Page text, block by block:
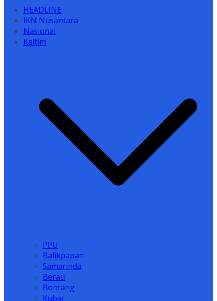
HEADLINE
IKN Nusantara
Nasional
Kaltim
PPU
Balikpapan
Samarinda
Berau
Bontang
Kubar